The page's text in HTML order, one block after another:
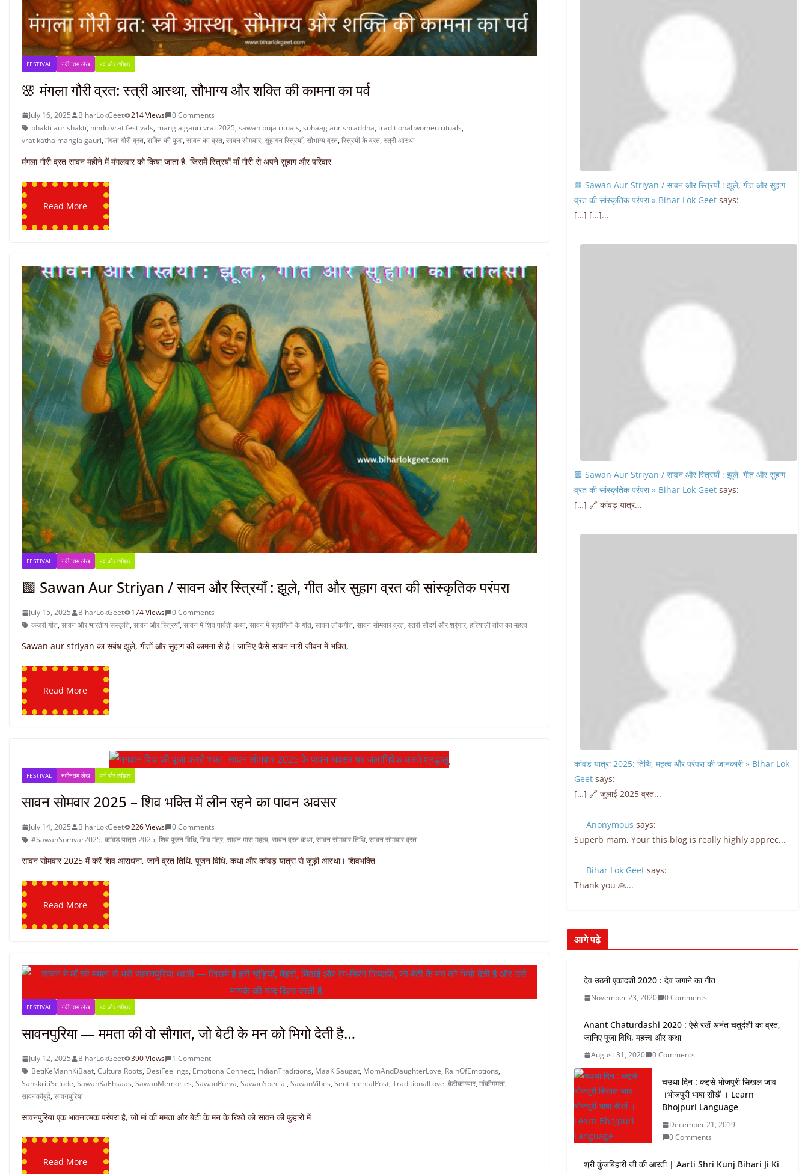
FESTIVAL नवीनतम लेख पर्व और त्यौहार
🌸 मंगला गौरी व्रत: स्त्री आस्था, सौभाग्य और शक्ति की कामना का पर्व
July 16, 2025 BiharLokGeet 214 Views
0 Comments
bhakti aur shakti, hindu vrat festivals, mangla gauri vrat 2025,sawan puja rituals,suhaag aur shraddha,traditional women rituals,
vrat katha mangla gauri,मंगला गौरी व्रत,शक्ति की पूजा,सावन का व्रत,सावन सोमवार,सुहागन स्त्रियाँ,सौभाग्य व्रत,स्त्रियों के व्रत,स्त्री आस्था
मंगला गौरी व्रत सावन महीने में मंगलवार को किया जाता है, जिसमें स्त्रियाँ माँ गौरी से अपने सुहाग और परिवार
Read More
FESTIVAL नवीनतम लेख पर्व और त्यौहार
🟩 Sawan Aur Striyan / सावन और स्त्रियाँ : झूले, गीत और सुहाग व्रत की सांस्कृतिक परंपरा
July 15, 2025 BiharLokGeet 174 Views
0 Comments
कजरी गीत,सावन और भारतीय संस्कृति,सावन और स्त्रियाँ,सावन में शिव पार्वती कथा,सावन में सुहागिनों के गीत,सावन लोकगीत,सावन सोमवार व्रत,स्त्री सौंदर्य और श्रृंगार,हरियाली तीज का महत्व
Sawan aur striyan का संबंध झूले, गीतों और सुहाग की कामना से है। जानिए कैसे सावन नारी जीवन में भक्ति,
Read More
FESTIVAL नवीनतम लेख पर्व और त्यौहार
सावन सोमवार 2025 – शिव भक्ति में लीन रहने का पावन अवसर
July 14, 2025 BiharLokGeet 226 Views
0 Comments
#SawanSomvar2025,कांवड़ यात्रा 2025,शिव पूजन विधि,शिव मंत्र,सावन मास महत्व,सावन व्रत कथा,सावन सोमवार तिथि,सावन सोमवार व्रत
सावन सोमवार 2025 में करें शिव आराधना, जानें व्रत तिथि, पूजन विधि, कथा और कांवड़ यात्रा से जुड़ी आस्था। शिवभक्ति
Read More
FESTIVAL नवीनतम लेख पर्व और त्यौहार
सावनपुरिया — ममता की वो सौगात, जो बेटी के मन को भिगो देती है…
July 12, 2025 BiharLokGeet 390 Views
1 Comment
BetiKeMannKiBaat,CulturalRoots, DesiFeelings, EmotionalConnect, IndianTraditions, MaaKiSaugat, MomAndDaughterLove, RainOfEmotions,
SanskritiSeJude,SawanKaEhsaas,SawanMemories,SawanPurva,SawanSpecial,SawanVibes,SentimentalPost,TraditionalLove,बेटीकाप्यार,मांकीममता,
सावनकीबूंदें,सावनपुरिया
सावनपुरिया एक भावनात्मक परंपरा है, जो मां की ममता और बेटी के मन के रिश्ते को सावन की फुहारों में
Read More
🟩 Sawan Aur Striyan / सावन और स्त्रियाँ : झूले, गीत और सुहाग
व्रत की सांस्कृतिक परंपरा » Bihar Lok Geet says:
[…] […]...
🟩 Sawan Aur Striyan / सावन और स्त्रियाँ : झूले, गीत और सुहाग
व्रत की सांस्कृतिक परंपरा » Bihar Lok Geet says:
[…] 🔗 कांवड़ यात्र...
कांवड़ यात्रा 2025: तिथि, महत्व और परंपरा की जानकारी » Bihar Lok
Geet says:
[…] 🔗 जुलाई 2025 व्रत...
Anonymous says:
Superb mam, Your this blog is really highly apprec...
Bihar Lok Geet says:
Thank you 🙏...
आगे पढ़े
देव उठनी एकादशी 2020 : देव जगाने का गीत
November 23, 2020 0 Comments
Anant Chaturdashi 2020 : ऐसे रखें अनंत चतुर्दशी का व्रत,
जानिए पूजा विधि, महत्त्व और कथा
August 31, 2020 0 Comments
चउथा दिन : कइसे भोजपुरी सिखल जाव
।भोजपुरी भाषा सीखें । Learn
Bhojpuri Language
December 21, 2019
0 Comments
श्री कुंजबिहारी जी की आरती | Aarti Shri Kunj Bihari Ji Ki